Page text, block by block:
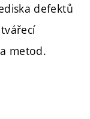
defektů
metod.